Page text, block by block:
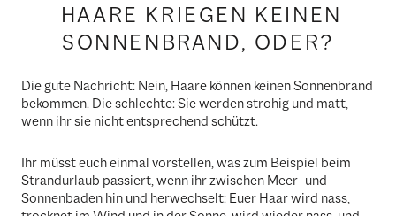
HAARE KRIEGEN KEINEN
SONNENBRAND, ODER?
Die gute Nachricht: Nein, Haare können keinen Sonnenbrand
bekommen. Die schlechte: Sie werden strohig und matt,
wenn ihr sie nicht entsprechend schützt.
Ihr müsst euch einmal vorstellen, was zum Beispiel beim
Strandurlaub passiert, wenn ihr zwischen Meer- und
Sonnenbaden hin und herwechselt: Euer Haar wird nass,